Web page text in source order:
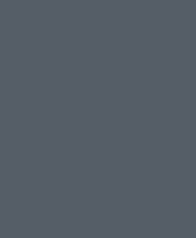
και
τη Σερβία
έναρξη του
δρομολόγια
Καλαμαριά
για
8 δισ.
επέκταση